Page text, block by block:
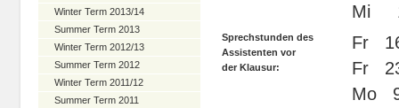
Winter Term 2013/14
Summer Term 2013
Winter Term 2012/13
Summer Term 2012
Winter Term 2011/12
Summer Term 2011
Mi
Sprechstunden des
Assistenten vor
der Klausur:
Fr
Fr
Mo